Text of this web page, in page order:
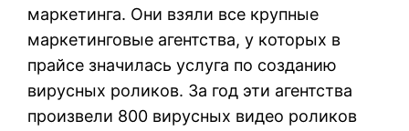
маркетинга. Они взяли все крупные
маркетинговые агентства, у которых в
прайсе значилась услуга по созданию
вирусных роликов. За год эти агентства
произвели 800 вирусных видео роликов